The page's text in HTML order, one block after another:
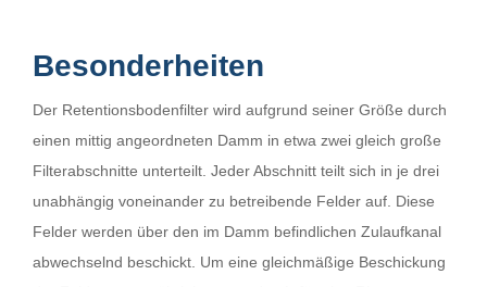
Besonderheiten
Der Retentionsbodenfilter wird aufgrund seiner Größe durch
einen mittig angeordneten Damm in etwa zwei gleich große
Filterabschnitte unterteilt. Jeder Abschnitt teilt sich in je drei
unabhängig voneinander zu betreibende Felder auf. Diese
Felder werden über den im Damm befindlichen Zulaufkanal
abwechselnd beschickt. Um eine gleichmäßige Beschickung